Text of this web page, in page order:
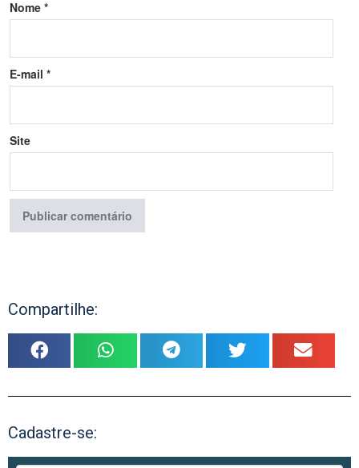
Nome *
E-mail *
Site
Compartilhe:
Cadastre-se: